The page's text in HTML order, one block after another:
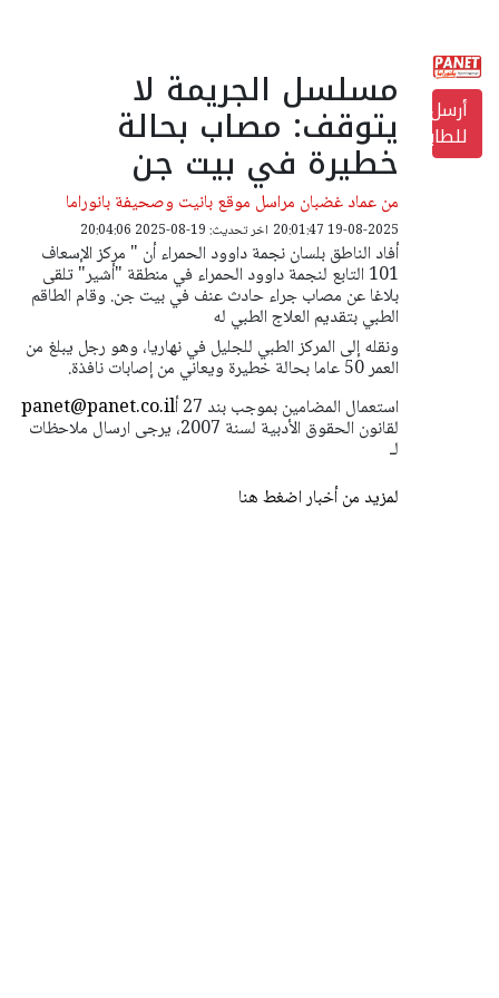
أرسل
للطابعة
مسلسل الجريمة لا
يتوقف: مصاب بحالة
خطيرة في بيت جن
من عماد غضبان مراسل موقع بانيت وصحيفة بانوراما
19-08-2025 20:01:47 اخر تحديث: 19-08-2025 20:04:06
أفاد الناطق بلسان نجمة داوود الحمراء أن " مركز الإسعاف
101 التابع لنجمة داوود الحمراء في منطقة "أشير" تلقى
بلاغا عن مصاب جراء حادث عنف في بيت جن. وقام الطاقم
الطبي بتقديم العلاج الطبي له
ونقله إلى المركز الطبي للجليل في نهاريا، وهو رجل يبلغ من
العمر 50 عاما بحالة خطيرة ويعاني من إصابات نافذة.
panet@panet.co.ilاستعمال المضامين بموجب بند 27 أ
لقانون الحقوق الأدبية لسنة 2007، يرجى ارسال ملاحظات
لـ
لمزيد من أخبار اضغط هنا